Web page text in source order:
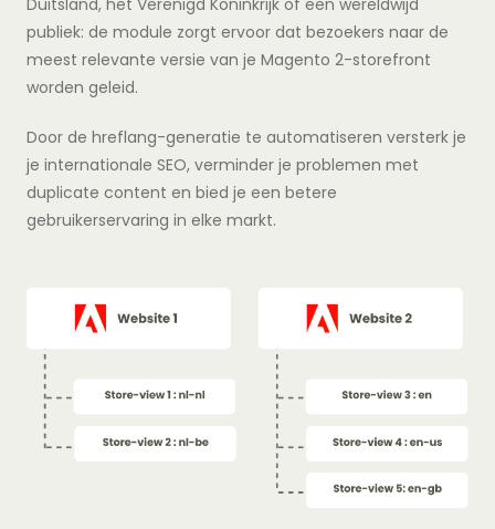
publiek: de module zorgt ervoor dat bezoekers naar de
meest relevante versie van je Magento 2-storefront
worden geleid.
Door de hreflang-generatie te automatiseren versterk je
je internationale SEO, verminder je problemen met
duplicate content en bied je een betere
gebruikerservaring in elke markt.